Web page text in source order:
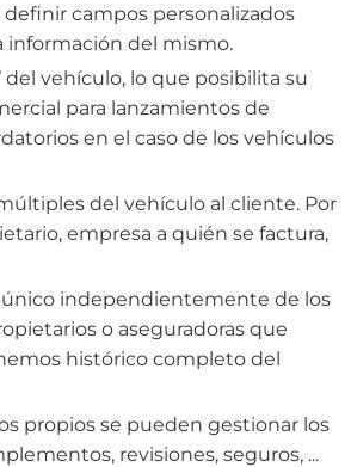
campos personalizados
información del mismo.
del vehículo, lo que posibilita su
para lanzamientos de
en el caso de los vehículos
del vehículo al cliente. Por
empresa a quién se factura,
único independientemente de los
o aseguradoras que
histórico completo del
propios se pueden gestionar los
revisiones, seguros, ...